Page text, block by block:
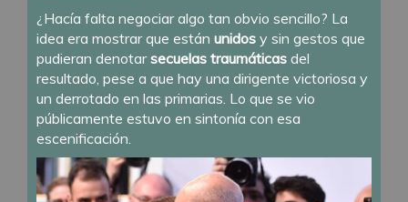
¿Hacía falta negociar algo tan obvio sencillo? La
idea era mostrar que están unidos y sin gestos que
pudieran denotarsecuelas traumáticas del
resultado, pese a que hay una dirigente victoriosa y
un derrotado en las primarias. Lo que se vio
públicamente estuvo en sintonía con esa
escenificación.